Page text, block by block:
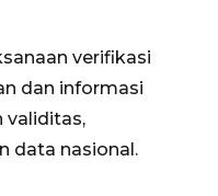
verifikasi
dan informasi
validitas,
data nasional.